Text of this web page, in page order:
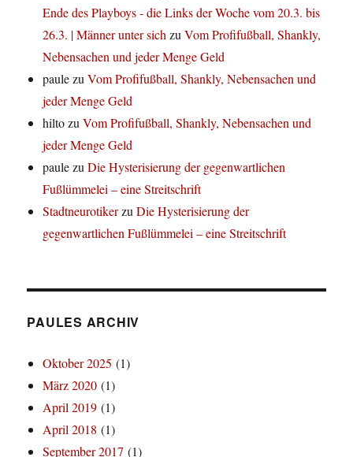
Ende des Playboys - die Links der Woche vom 20.3. bis
26.3. | Männer unter sichzuVom Profifußball, Shankly,
Nebensachen und jeder Menge Geld
paulezuVom Profifußball, Shankly, Nebensachen und
jeder Menge Geld
hiltozuVom Profifußball, Shankly, Nebensachen und
jeder Menge Geld
paulezuDie Hysterisierung der gegenwartlichen
Fußlümmelei – eine Streitschrift
StadtneurotikerzuDie Hysterisierung der
gegenwartlichen Fußlümmelei – eine Streitschrift
PAULES ARCHIV
Oktober 2025 (1)
März 2020 (1)
April 2019 (1)
April 2018 (1)
September 2017 (1)